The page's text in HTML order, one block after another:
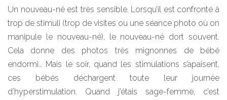
Un nouveau-né est très sensible. Lorsqu’il est confronté à
trop de stimuli (trop de visites ou une séance photo où on
manipule le nouveau-né), le nouveau-né dort souvent.
Cela donne des photos très mignonnes de bébé
endormi… Mais le soir, quand les stimulations s’apaisent,
ces bébés déchargent toute leur journée
d’hyperstimulation. Quand j’étais sage-femme, c’est